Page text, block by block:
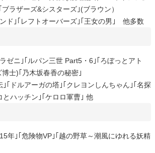
ラザーズ&シスターズ｣(ブラウン）
ンド｣｢レフトオーバーズ｣｢王女の男｣ 他多数
ゼニ｣｢ルパン三世 Part5・6｣｢ろぼっとアト
士)｢乃木坂春香の秘密｣
｣｢ドルアーガの塔｣｢クレヨンしんちゃん｣｢名探
とハッチン｣｢ケロロ軍曹｣ 他
年｣｢危険物VP｣｢越の野草～潮風にゆれる妖精